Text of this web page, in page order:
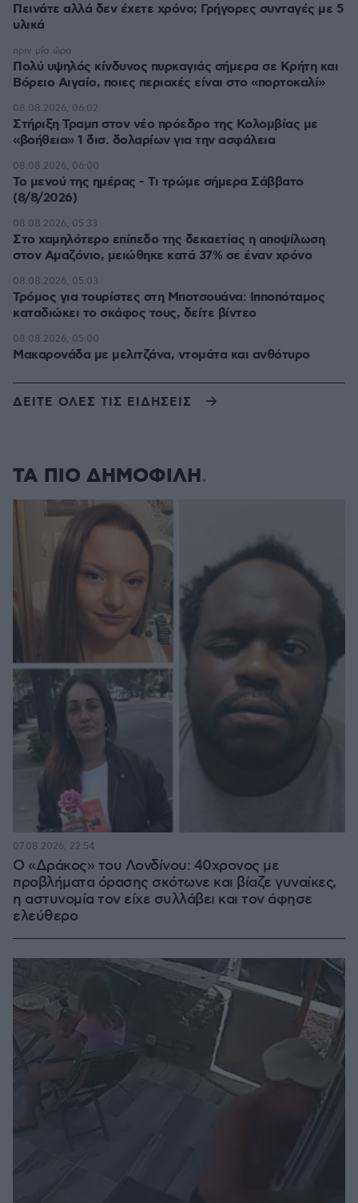
Πεινάτε αλλά δεν έχετε χρόνο; Γρήγορες συνταγές με 5
υλικά
Πολύ υψηλός κίνδυνος πυρκαγιάς σήμερα σε Κρήτη και
Βόρειο Αιγαίο, ποιες περιοχές είναι στο «πορτοκαλί»
πριν μία ώρα
Στήριξη Τραμπ στον νέο πρόεδρο της Κολομβίας με
«βοήθεια» 1 δισ. δολαρίων για την ασφάλεια
08.08.2026, 06:02
Το μενού της ημέρας - Τι τρώμε σήμερα Σάββατο
(8/8/2026)
08.08.2026, 06:00
Στο χαμηλότερο επίπεδο της δεκαετίας η αποψίλωση
στον Αμαζόνιο, μειώθηκε κατά 37% σε έναν χρόνο
08.08.2026, 05:33
Τρόμος για τουρίστες στη Μποτσουάνα: Ιπποπόταμος
καταδιώκει το σκάφος τους, δείτε βίντεο
08.08.2026, 05:03
Μακαρονάδα με μελιτζάνα, ντομάτα και ανθότυρο
08.08.2026, 05:00
ΔΕΙΤΕ ΟΛΕΣ ΤΙΣ ΕΙΔΗΣΕΙΣ
ΤΑ ΠΙΟ ΔΗΜΟΦΙΛΗ
Ο «Δράκος» του Λονδίνου: 40χρονος με
προβλήματα όρασης σκότωνε και βίαζε γυναίκες,
η αστυνομία τον είχε συλλάβει και τον άφησε
ελεύθερο
07.08.2026, 22:54